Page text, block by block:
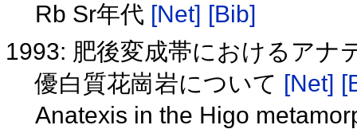
Rb Sr年代 [Net] [Bib]
1993: 肥後変成帯におけるアナ
優白質花崗岩について [Net]
Anatexis in the Higo